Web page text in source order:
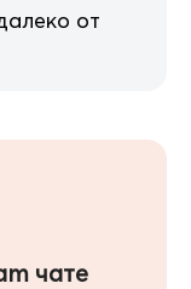
от
чате